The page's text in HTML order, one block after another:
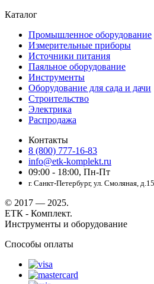
Каталог
Промышленное оборудование
Измерительные приборы
Источники питания
Паяльное оборудование
Инструменты
Оборудование для сада и дачи
Строительство
Электрика
Распродажа
Контакты
8 (800) 777-16-83
info@etk-komplekt.ru
09:00 - 18:00, Пн-Пт
г. Санкт-Петербург, ул. Смоляная,
© 2017 — 2025.
ЕТК - Комплект.
Инструменты и оборудование
Способы оплаты